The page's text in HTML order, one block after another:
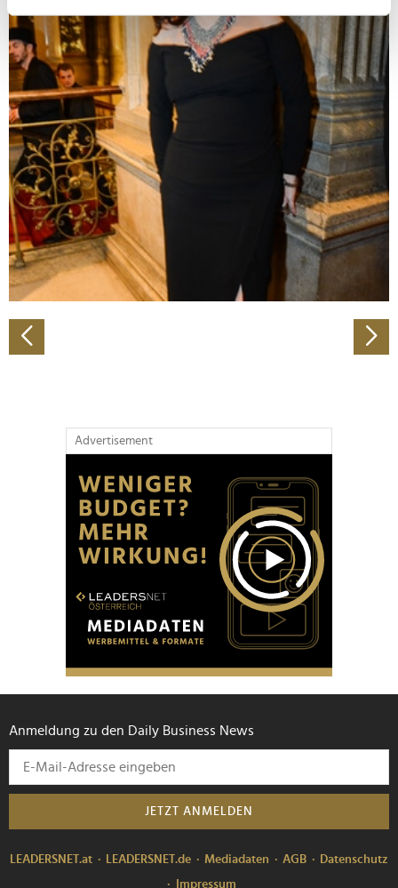
bestimmten Merkmalen (Fingerprinting) identifizieren
Erfahren Sie mehr darüber, wie Ihre persönlichen Daten
verarbeitet werden, und legen Sie Ihre Präferenzen im
Abschnitt Einzelheiten fest.
Wir verwenden Cookies, um Inhalte und Anzeigen zu
personalisieren, Funktionen für soziale Medien anbieten
zu können und die Zugriffe auf unsere Website zu
analysieren. Außerdem geben wir Informationen zu Ihrer
Verwendung unserer Website an unsere Partner für
soziale Medien, Werbung und Analysen weiter. Unsere
Partner führen diese Informationen möglicherweise mit
weiteren Daten zusammen, die Sie ihnen bereitgestellt
gesammelt haben.
Advertisement
Anmeldung zu den Daily Business News
JETZT ANMELDEN
LEADERSNET.at LEADERSNET.de Mediadaten AGB
Datenschutz
Impressum